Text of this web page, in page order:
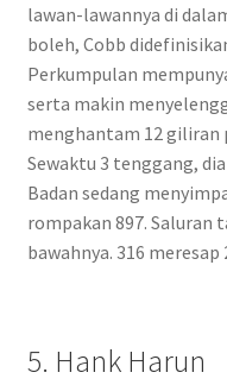
lawan-lawannya di
boleh, Cobb
Perkumpulan
serta makin
menghantam 12 giliran
Sewaktu 3 tenggang,
Badan sedang
rompakan 897. Saluran
bawahnya. 316
5. Hank Harun